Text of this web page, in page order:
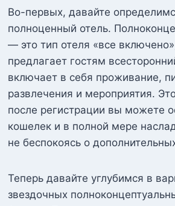
Во-первых, давайте
полноценный отель.
— это тип отеля «все
предлагает гостям
включает в себя проживание,
развлечения и мероприятия.
после регистрации вы можете
кошелек и в полной мере
не беспокоясь о
Теперь давайте углубимся в
звездочных